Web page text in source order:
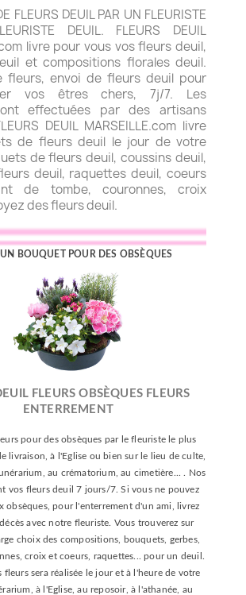
FLEURS DEUIL PAR UN FLEURISTE
DEUIL. FLEURS DEUIL
livre pour vous vos fleurs deuil,
et compositions florales deuil.
fleurs, envoi de fleurs deuil pour
vos êtres chers, 7j/7. Les
effectuées par des artisans
DEUIL MARSEILLE.com livre
de fleurs deuil le jour de votre
de fleurs deuil, coussins deuil,
deuil, raquettes deuil, coeurs
de tombe, couronnes, croix
des fleurs deuil.
UN BOUQUET POUR DES OBSÈQUES
FLEURS OBSÈQUES FLEURS
ENTERREMENT
pour des obsèques par le fleuriste le plus
livraison, à l'Eglise ou bien sur le lieu de culte,
au crématorium, au cimetière... . Nos
vos fleurs deuil 7 jours/7. Si vous ne pouvez
obsèques, pour l'enterrement d'un ami, livrez
avec notre fleuriste. Vous trouverez sur
choix des compositions, bouquets, gerbes,
croix et coeurs, raquettes... pour un deuil.
fleurs sera réalisée le jour et à l'heure de votre
à l'Eglise, au reposoir, à l'athanée, au